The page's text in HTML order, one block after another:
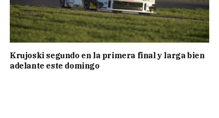
Krujoski segundo en la primera final y larga bien
adelante este domingo